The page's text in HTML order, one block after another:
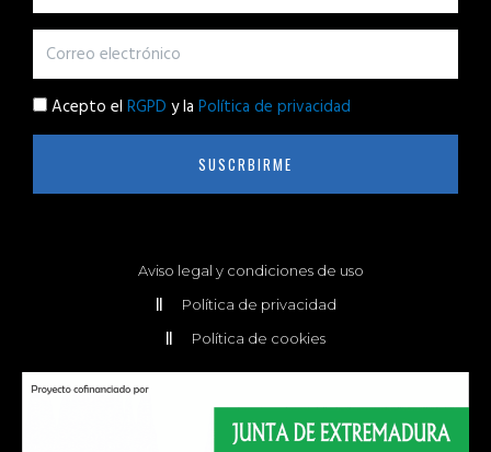
Acepto el RGPD y la Política de privacidad
SUSCRBIRME
Aviso legal y condiciones de uso
Política de privacidad
Política de cookies